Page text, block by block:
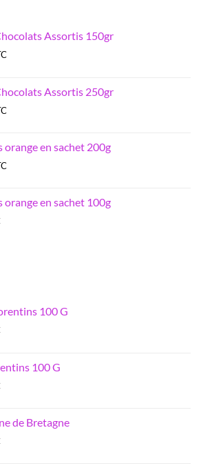
Assortis 150gr
Assortis 250gr
orange en sachet 200g
orange en sachet 100g
100 G
100 G
de Bretagne